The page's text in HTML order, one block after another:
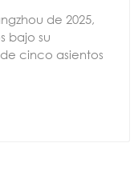
de 2025,
bajo su
cinco asientos